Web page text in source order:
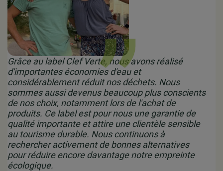
Grâce au label Clef Verte, nous avons réalisé
d'importantes économies d'eau et
considérablement réduit nos déchets. Nous
sommes aussi devenus beaucoup plus conscients
de nos choix, notamment lors de l'achat de
produits. Ce label est pour nous une garantie de
qualité importante et attire une clientèle sensible
au tourisme durable. Nous continuons à
rechercher activement de bonnes alternatives
pour réduire encore davantage notre empreinte
écologique.